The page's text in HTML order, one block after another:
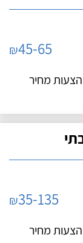
₪45-65
₪35-135